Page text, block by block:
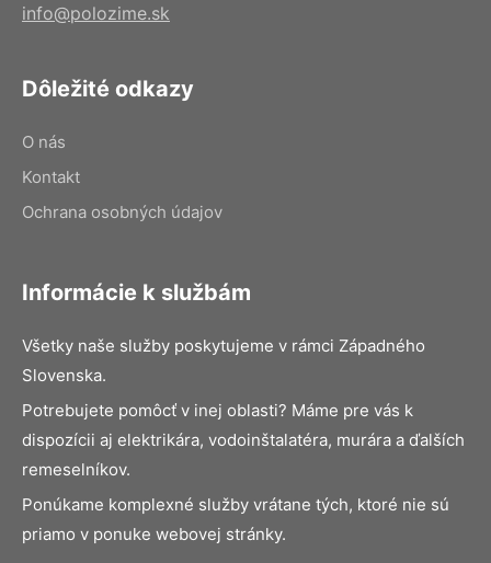
info@polozime.sk
Dôležité odkazy
O nás
Kontakt
Ochrana osobných údajov
Informácie k službám
Všetky naše služby poskytujeme v rámci Západného
Slovenska.
Potrebujete pomôcť v inej oblasti? Máme pre vás k
dispozícii aj elektrikára, vodoinštalatéra, murára a ďalších
remeselníkov.
Ponúkame komplexné služby vrátane tých, ktoré nie sú
priamo v ponuke webovej stránky.